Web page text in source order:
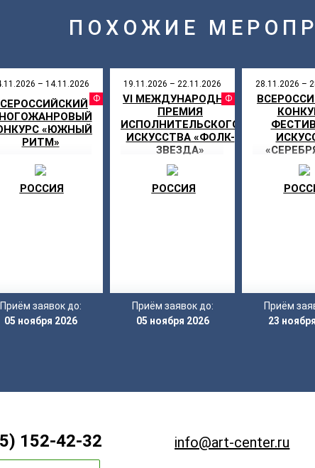
ПОХОЖИЕ
– 14.11.2026
ФЕСТИВАЛЬ
«ЮЖНЫЙ
РИТМ»
РОССИЯ
Приём заявок до:
05 ноября 2026
19.11.2026 – 22.11.2026
VI МЕЖДУНАРОДНАЯ
ПРЕМИЯ
ИСПОЛНИТЕЛЬСКОГО
ИСКУССТВА «ФОЛК-
ЗВЕЗДА»
РОССИЯ
Приём заявок до:
05 ноября 2026
28.11.2026 –
АИСТ»
Приём
23
152-42-32 info@art-center.ru